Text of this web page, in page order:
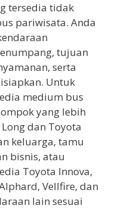
tersedia tidak
pariwisata. Anda
tujuan
serta
Untuk
medium bus
yang lebih
dan Toyota
keluarga, tamu
bisnis, atau
Toyota Innova,
Vellfire, dan
lain sesuai